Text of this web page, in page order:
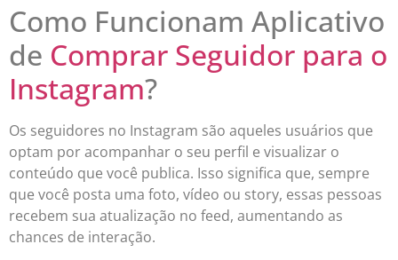
Como Funcionam Aplicativo
de Comprar Seguidor para o
Instagram?
Os seguidores no Instagram são aqueles usuários que
optam por acompanhar o seu perfil e visualizar o
conteúdo que você publica. Isso significa que, sempre
que você posta uma foto, vídeo ou story, essas pessoas
recebem sua atualização no feed, aumentando as
chances de interação.